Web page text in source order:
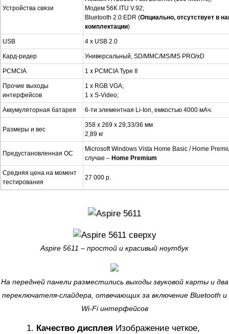
Устройства связи
Модем 56K ITU V.92;
Bluetooth 2.0 EDR (Опциально, отсутствует в
комплектации)
USB 4 x USB 2.0
Кард-ридер Универсальный, SD/MMC/MS/MS PRO/xD
PCMCIA 1 x PCMCIA Type II
Прочие выходы
интерфейсов
1 x RGB VGA;
1 x S-Video;
Аккумуляторная батарея 6-ти элементная Li-Ion, емкостью 4000 мАч.
Размеры и вес
358 x 269 x 29,33/36 мм
2,89 кг
Предустановленная ОС
Microsoft Windows Vista Home Basic / Home
случае – Home Premium
Средняя цена на момент
тестирования
27 000 р.
Aspire 5611 – простой и красивый ноутбук
На передней панели разместились выходы звуковой карты и два
переключателя-слайдера, отвечающих за включение Bluetooth и
Wi-Fi интерфейсов
Качество дисплея Изображение четкое,